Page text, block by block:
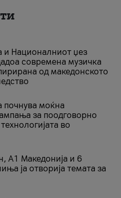
и Националниот џез
современа музичка
од македонското
почнува моќна
за поодговорно
во
A1 Македонија и 6
ја отворија темата за